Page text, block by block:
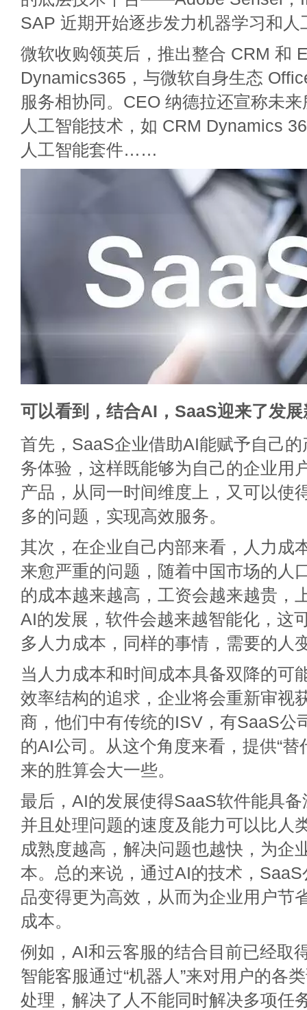
SAP 近期开始逐步发力机器学习和人
微软收购领英后，推出整合 CRM 和
Dynamics365，与微软自身生态
服务相协同。CEO 纳德拉还宣称未
人工智能技术，如 CRM Dynamics
人工智能套件……
可以看到，结合AI，SaaS迎来了发
首先，SaaS企业借助AI能赋予自己
务体验，这样既能够为自己的企业用
产品，从同一时间维度上，又可以使
多的问题，实现高效服务。
其次，在企业自己内部来看，人力成
来愈严重的问题，随着中国市场的人
的成本越来越高，工资会越来越贵，
AI的发展，软件会越来越智能化，这
多人力成本，同样的事情，需要的人
当人力成本和时间成本具备双降的可
效率结构的追求，企业将会重新审视
商，他们中有传统的ISV，有SaaS公
的AI公司。从这个角度来看，提供“替
来的胜算会大一些。
最后，AI的发展使得SaaS软件能具
并且处理问题的速度及能力可以比人
成熟度越高，解决问题也越快，为企
本。总的来说，通过AI的技术，
品变得更为高效，从而为企业用户节
成本。
例如，AI和云客服的结合目前已经取
智能客服通过“机器人”来对用户的各
处理，解决了人不能同时解决多项任